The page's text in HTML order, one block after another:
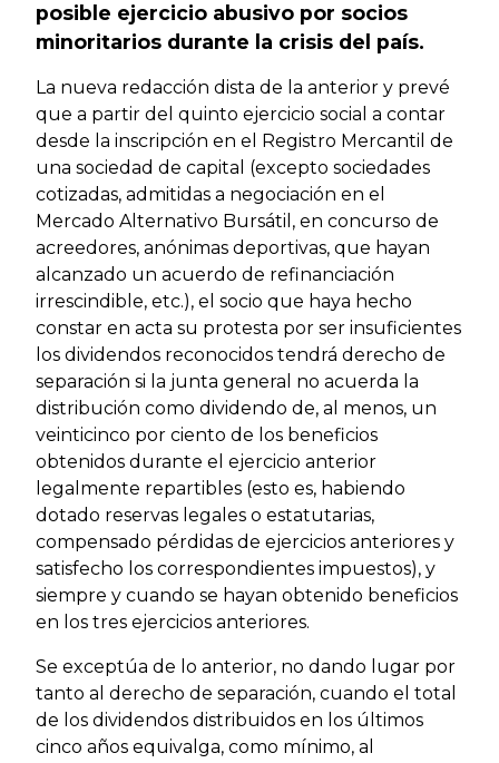
posible ejercicio abusivo por socios
minoritarios durante la crisis del país.
La nueva redacción dista de la anterior y prevé
que a partir del quinto ejercicio social a contar
desde la inscripción en el Registro Mercantil de
una sociedad de capital (excepto sociedades
cotizadas, admitidas a negociación en el
Mercado Alternativo Bursátil, en concurso de
acreedores, anónimas deportivas, que hayan
alcanzado un acuerdo de refinanciación
irrescindible, etc.), el socio que haya hecho
constar en acta su protesta por ser insuficientes
los dividendos reconocidos tendrá derecho de
separación si la junta general no acuerda la
distribución como dividendo de, al menos, un
veinticinco por ciento de los beneficios
obtenidos durante el ejercicio anterior
legalmente repartibles (esto es, habiendo
dotado reservas legales o estatutarias,
compensado pérdidas de ejercicios anteriores y
satisfecho los correspondientes impuestos), y
siempre y cuando se hayan obtenido beneficios
en los tres ejercicios anteriores.
Se exceptúa de lo anterior, no dando lugar por
tanto al derecho de separación, cuando el total
de los dividendos distribuidos en los últimos
cinco años equivalga, como mínimo, al